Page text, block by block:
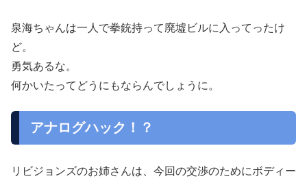
泉海ちゃんは一人で拳銃持って廃墟ビルに入ってったけ
ど。
勇気あるな。
何かいたってどうにもならんでしょうに。
アナログハック！？
リビジョンズのお姉さんは、今回の交渉のためにボディー